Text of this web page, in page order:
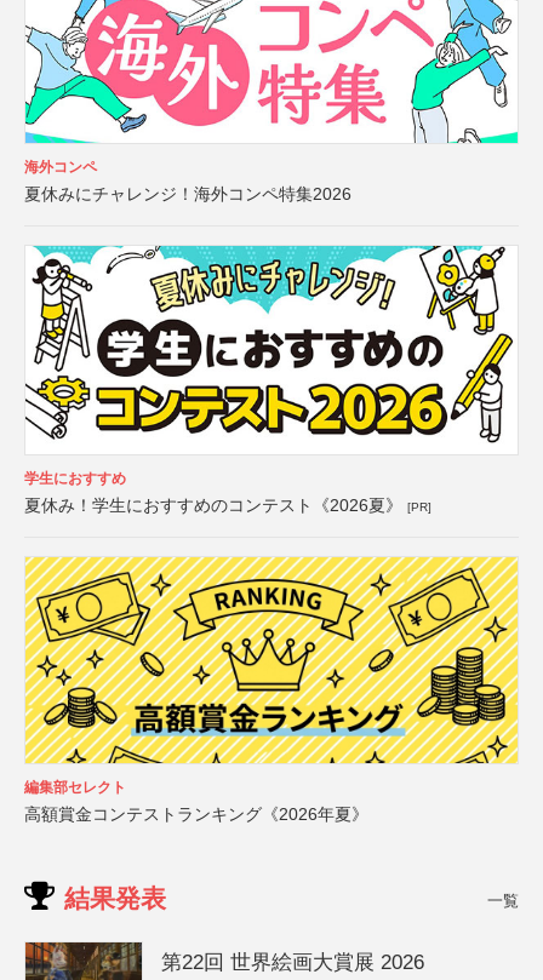
海外コンペ
夏休みにチャレンジ！海外コンペ特集2026
学生におすすめ
夏休み！学生におすすめのコンテスト《2026夏》 [PR]
編集部セレクト
高額賞金コンテストランキング《2026年夏》
結果発表 一覧
第22回 世界絵画大賞展 2026